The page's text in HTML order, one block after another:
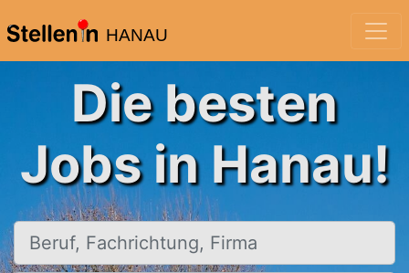
HANAU
Die besten
Jobs in Hanau!
Beruf, Fachrichtung, Firma